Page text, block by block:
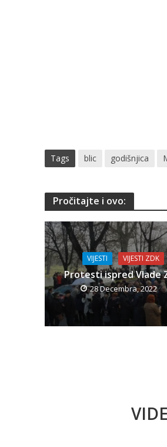
Tags blic godišnjica
Pročitajte i ovo:
VIJESTI VIJESTI ZDK
Protesti ispred Vlade
28 Decembra, 2022